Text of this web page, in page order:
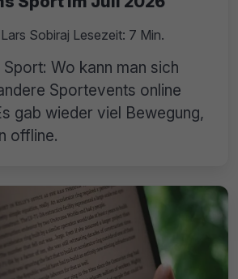
Lars Sobiraj Lesezeit: 7 Min.
Wo kann man sich
Sportevents online
gab wieder viel Bewegung,
offline.